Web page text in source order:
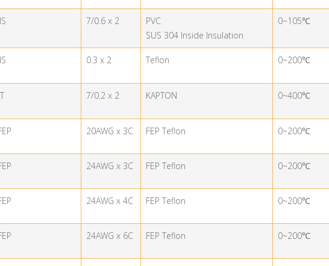
7/0.6 x 2
PVC
SUS 304 Inside Insulation
0~105℃
0.3 x 2 Teflon 0~200℃
7/0.2 x 2 KAPTON 0~400℃
20AWG x 3C FEP Teflon 0~200℃
24AWG x 3C FEP Teflon 0~200℃
24AWG x 4C FEP Teflon 0~200℃
24AWG x 6C FEP Teflon 0~200℃